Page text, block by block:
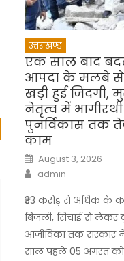
उत्तराखण्ड
एक साल बाद
आपदा के मलबे
खड़ी हुई जिंदगी,
नेतृत्व में
पुनर्विकास तक
काम
Posted
on
August 3, 2026
Author
admin
₹33 करोड़ से अधिक के
बिजली, सिंचाई से लेकर
आजीविका तक सरकार ने
साल पहले 05 अगस्त